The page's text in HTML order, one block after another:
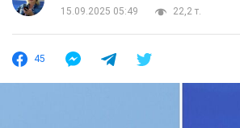
15.09.2025 05:49
22,2 т.
45